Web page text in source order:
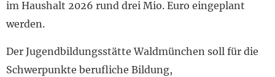
im Haushalt 2026 rund drei Mio. Euro eingeplant
werden.
Der Jugendbildungsstätte Waldmünchen soll für die
Schwerpunkte berufliche Bildung,